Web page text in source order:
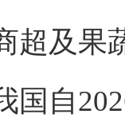
超及果
自2026